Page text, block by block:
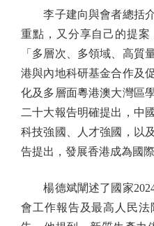
李子建向與會者總括介
重點，又分享自己的提
「多層次、多領域、高質
港與內地科研基金合作及
化及多層面粵港澳大灣區
二十大報告明確提出，中
科技強國、人才強國，以
告提出，發展香港成為國
楊德斌闡述了國家2024
會工作報告及最高人民